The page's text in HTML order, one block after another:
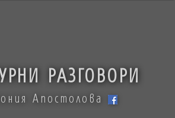
РАЗГОВОРИ
Апостолова